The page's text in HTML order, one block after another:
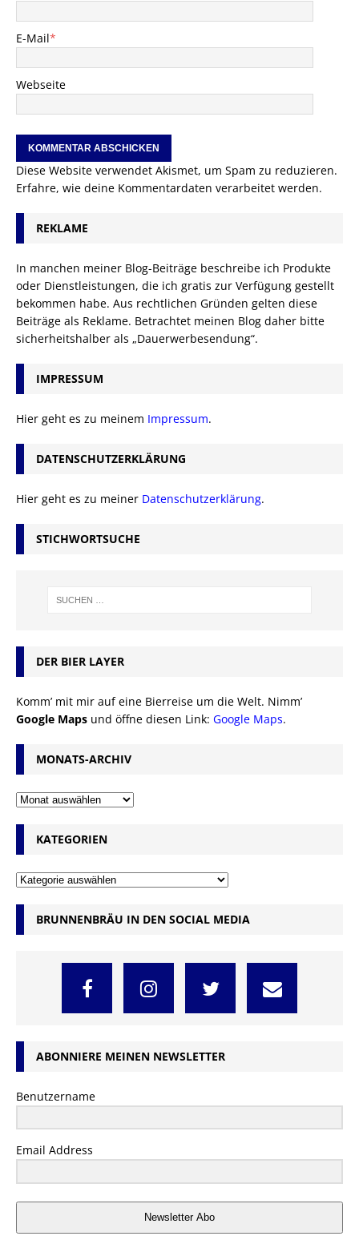
E-Mail*
Webseite
Diese Website verwendet Akismet, um Spam zu reduzieren.
Erfahre, wie deine Kommentardaten verarbeitet werden.
REKLAME
In manchen meiner Blog-Beiträge beschreibe ich Produkte
oder Dienstleistungen, die ich gratis zur Verfügung gestellt
bekommen habe. Aus rechtlichen Gründen gelten diese
Beiträge als Reklame. Betrachtet meinen Blog daher bitte
sicherheitshalber als „Dauerwerbesendung“.
IMPRESSUM
Hier geht es zu meinem Impressum.
DATENSCHUTZERKLÄRUNG
Hier geht es zu meiner Datenschutzerklärung.
STICHWORTSUCHE
DER BIER LAYER
Komm’ mit mir auf eine Bierreise um die Welt. Nimm’
Google Maps und öffne diesen Link: Google Maps.
MONATS-ARCHIV
KATEGORIEN
BRUNNENBRÄU IN DEN SOCIAL MEDIA
ABONNIERE MEINEN NEWSLETTER
Benutzername
Email Address
Newsletter Abo